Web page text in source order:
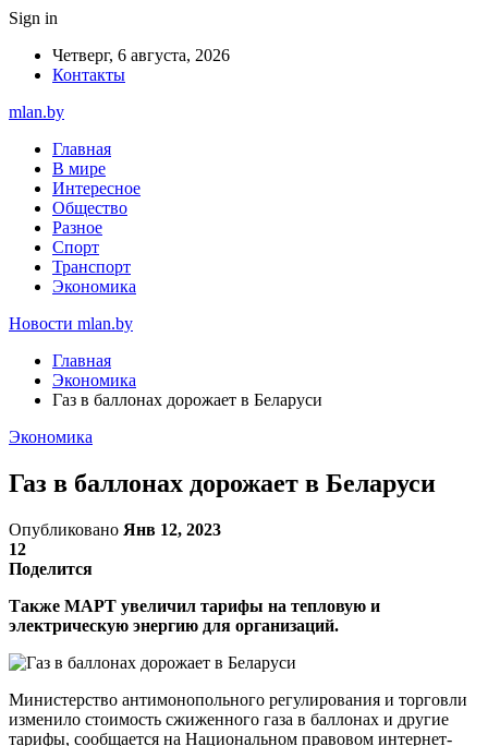
Sign in
Четверг, 6 августа, 2026
Контакты
mlan.by
Главная
В мире
Интересное
Общество
Разное
Спорт
Транспорт
Экономика
Новости mlan.by
Главная
Экономика
Газ в баллонах дорожает в Беларуси
Экономика
Газ в баллонах дорожает в Беларуси
Опубликовано Янв 12, 2023
12
Поделится
Также МАРТ увеличил тарифы на тепловую и
электрическую энергию для организаций.
Министерство антимонопольного регулирования и торговли
изменило стоимость сжиженного газа в баллонах и другие
тарифы, сообщается на Национальном правовом интернет-